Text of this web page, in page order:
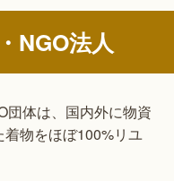
NGO法人
団体は、国内外に物資
物をほぼ100%リユ